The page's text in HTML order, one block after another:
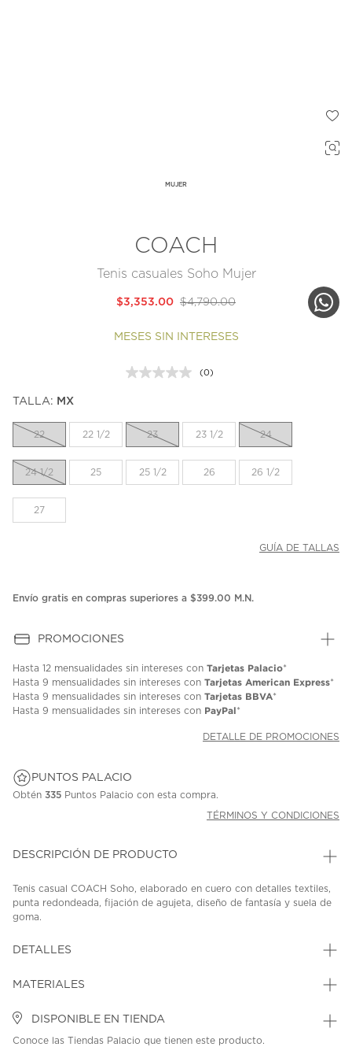
MUJER
COACH
Tenis casuales Soho Mujer
$4,790.00
$3,353.00
MESES SIN INTERESES
Sin
la
misma
(0)
TALLA: MX
22 22 1/2 23 23 1/2 24
24 1/2 25 25 1/2 26 26 1/2
27
GUÍA DE TALLAS
Envío gratis en compras superiores a $399.00 M.N.
PROMOCIONES
Hasta 12 mensualidades sin intereses con Tarjetas Palacio*
Hasta 9 mensualidades sin intereses con Tarjetas American Express*
Hasta 9 mensualidades sin intereses con Tarjetas BBVA*
Hasta 9 mensualidades sin intereses con PayPal*
DETALLE DE PROMOCIONES
PUNTOS PALACIO
Obtén 335 Puntos Palacio con esta compra.
TÉRMINOS Y CONDICIONES
DESCRIPCIÓN DE PRODUCTO
Tenis casual COACH Soho, elaborado en cuero con detalles textiles,
punta redondeada, fijación de agujeta, diseño de fantasía y suela de
goma.
DETALLES
MATERIALES
DISPONIBLE EN TIENDA
Conoce las Tiendas Palacio que tienen este producto.